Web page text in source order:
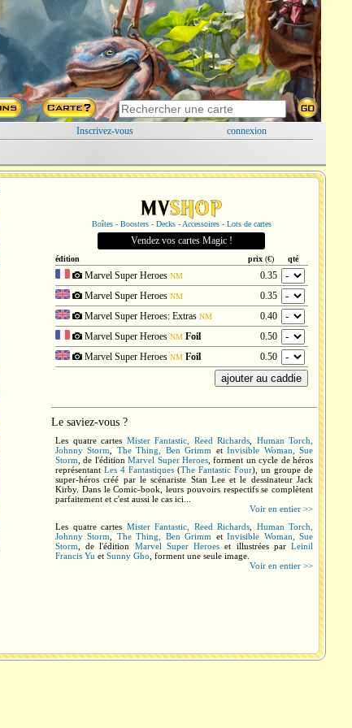
Inscrivez-vous
connexion
Boîtes - Boosters - Decks - Accessoires - Lots de cartes
Vendez vos cartes Magic !
édition prix (€) qté
Marvel Super Heroes NM
0.35
Marvel Super Heroes NM
0.35
Marvel Super Heroes: Extras NM
0.40
Marvel Super Heroes NM Foil
0.50
Marvel Super Heroes NM Foil 0.50
Le saviez-vous ?
Les quatre cartes Mister Fantastic, Reed Richards
Human Torch,
Johnny Storm
The Thing, Ben Grimm etInvisible Woman, Sue
Storm , de l'éditionMarvel Super Heroes , forment un cycle de héros
représentant Les 4 Fantastiques (The Fantastic Four), un groupe de
super-héros créé par le scénariste Stan Lee et le dessinateur Jack
Kirby. Dans le Comic-book, leurs pouvoirs respectifs se complètent
parfaitement et c'est aussi le cas ici...
Voir en entier >>
Les quatre cartes Mister Fantastic, Reed Richards
Human Torch,
Johnny Storm
The Thing, Ben Grimm etInvisible Woman, Sue
Storm , de l'édition Marvel Super Heroes et illustrées parLeinil
Francis Yu et Sunny Gho , forment une seule image.
Voir en entier >>